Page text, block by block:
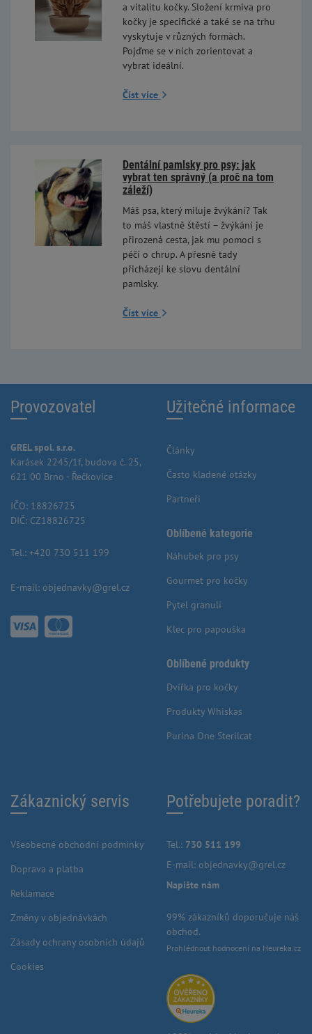
a vitalitu kočky. Složení krmiva pro
kočky je specifické a také se na trhu
vyskytuje v různých formách.
Pojďme se v nich zorientovat a
vybrat ideální.
Číst více
Dentální pamlsky pro psy: jak
vybrat ten správný (a proč na tom
záleží)
Máš psa, který miluje žvýkání? Tak
to máš vlastně štěstí – žvýkání je
přirozená cesta, jak mu pomoci s
péčí o chrup. A přesně tady
přicházejí ke slovu dentální
pamlsky.
Číst více
Provozovatel
GREL spol. s.r.o.
Karásek 2245/1f, budova č. 25,
621 00 Brno - Řečkovice
IČO: 18826725
DIČ: CZ18826725
Tel.: +420 730 511 199
E-mail: objednavky@grel.cz
Užitečné informace
Články
Často kladené otázky
Partneři
Oblíbené kategorie
Náhubek pro psy
Gourmet pro kočky
Pytel granulí
Klec pro papouška
Oblíbené produkty
Dvířka pro kočky
Produkty Whiskas
Purina One Sterilcat
Zákaznický servis
Všeobecné obchodní podmínky
Doprava a platba
Reklamace
Změny v objednávkách
Zásady ochrany osobních údajů
Cookies
Potřebujete poradit?
Tel.: 730 511 199
E-mail: objednavky@grel.cz
Napište nám
99% zákazníků doporučuje náš
obchod.
Prohlédnout hodnocení na Heureka.cz